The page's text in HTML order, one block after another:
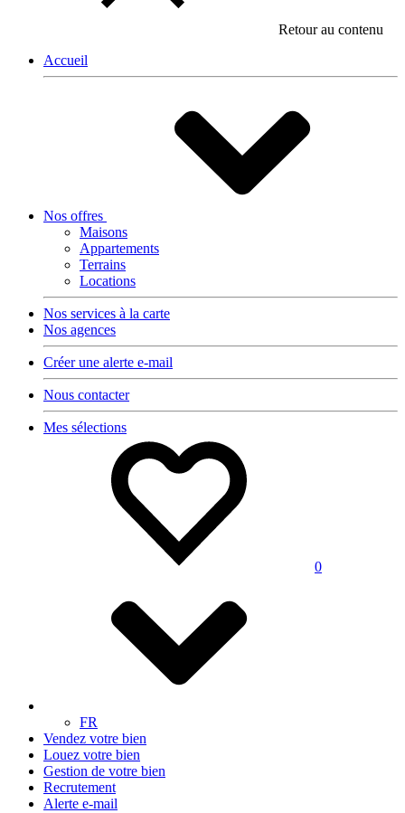
Retour au contenu
Accueil
Nos offres
Maisons
Appartements
Terrains
Locations
Nos services à la carte
Nos agences
Créer une alerte e-mail
Nous contacter
Mes sélections
0
FR
Vendez votre bien
Louez votre bien
Gestion de votre bien
Recrutement
Alerte e-mail